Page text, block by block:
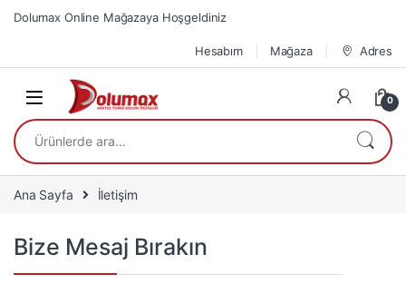
Skip to navigation
Skip to content
Dolumax Online Mağazaya Hoşgeldiniz
Hesabım Mağaza Adres
0
Ara:
Ana Sayfa İletişim
Bize Mesaj Bırakın